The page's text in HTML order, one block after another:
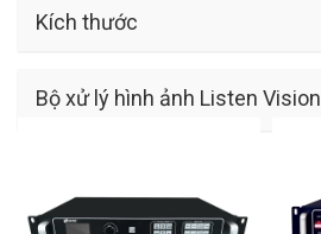
Kích thước
Bộ xử lý hình ảnh Listen Vision